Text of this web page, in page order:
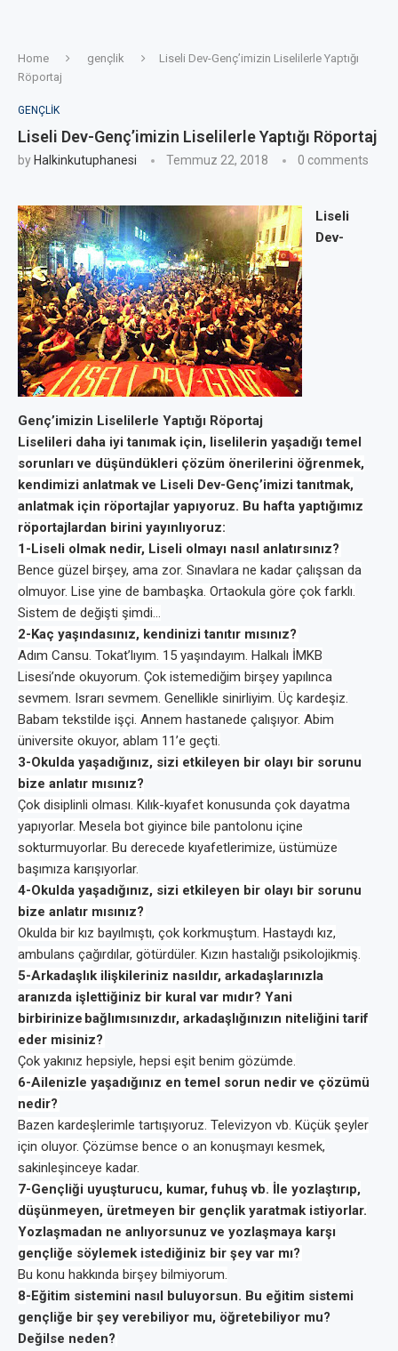
Home gençlik
Liseli Dev-Genç’imizin Liselilerle Yaptığı
Röportaj
GENÇLIK
Liseli Dev-Genç’imizin Liselilerle Yaptığı Röportaj
by Halkinkutuphanesi Temmuz 22, 2018 0 comments
Liseli
Dev-
Genç’imizin Liselilerle Yaptığı Röportaj
Liselileri daha iyi tanımak için, liselilerin yaşadığı temel
sorunları ve düşündükleri çözüm önerilerini öğrenmek,
kendimizi anlatmak ve Liseli Dev-Genç’imizi tanıtmak,
anlatmak için röportajlar yapıyoruz. Bu hafta yaptığımız
röportajlardan birini yayınlıyoruz:
1-Liseli olmak nedir, Liseli olmayı nasıl anlatırsınız?
Bence güzel birşey, ama zor. Sınavlara ne kadar çalışsan da
olmuyor. Lise yine de bambaşka. Ortaokula göre çok farklı.
Sistem de değişti şimdi…
2-Kaç yaşındasınız, kendinizi tanıtır mısınız?
Adım Cansu. Tokat’lıyım. 15 yaşındayım. Halkalı İMKB
Lisesi’nde okuyorum. Çok istemediğim birşey yapılınca
sevmem. Israrı sevmem. Genellikle sinirliyim. Üç kardeşiz.
Babam tekstilde işçi. Annem hastanede çalışıyor. Abim
üniversite okuyor, ablam 11’e geçti.
3-Okulda yaşadığınız, sizi etkileyen bir olayı bir sorunu
bize anlatır mısınız?
Çok disiplinli olması. Kılık-kıyafet konusunda çok dayatma
yapıyorlar. Mesela bot giyince bile pantolonu içine
sokturmuyorlar. Bu derecede kıyafetlerimize, üstümüze
başımıza karışıyorlar.
4-Okulda yaşadığınız, sizi etkileyen bir olayı bir sorunu
bize anlatır mısınız?
Okulda bir kız bayılmıştı, çok korkmuştum. Hastaydı kız,
ambulans çağırdılar, götürdüler. Kızın hastalığı psikolojikmiş.
5-Arkadaşlık ilişkileriniz nasıldır, arkadaşlarınızla
aranızda işlettiğiniz bir kural var mıdır? Yani
birbirinize bağlımısınızdır, arkadaşlığınızın niteliğini tarif
eder misiniz?
Çok yakınız hepsiyle, hepsi eşit benim gözümde.
6-Ailenizle yaşadığınız en temel sorun nedir ve çözümü
nedir?
Bazen kardeşlerimle tartışıyoruz. Televizyon vb. Küçük şeyler
için oluyor. Çözümse bence o an konuşmayı kesmek,
sakinleşinceye kadar.
7-Gençliği uyuşturucu, kumar, fuhuş vb. İle yozlaştırıp,
düşünmeyen, üretmeyen bir gençlik yaratmak istiyorlar.
Yozlaşmadan ne anlıyorsunuz ve yozlaşmaya karşı
gençliğe söylemek istediğiniz bir şey var mı?
Bu konu hakkında birşey bilmiyorum.
8-Eğitim sistemini nasıl buluyorsun. Bu eğitim sistemi
gençliğe bir şey verebiliyor mu, öğretebiliyor mu?
Değilse neden?